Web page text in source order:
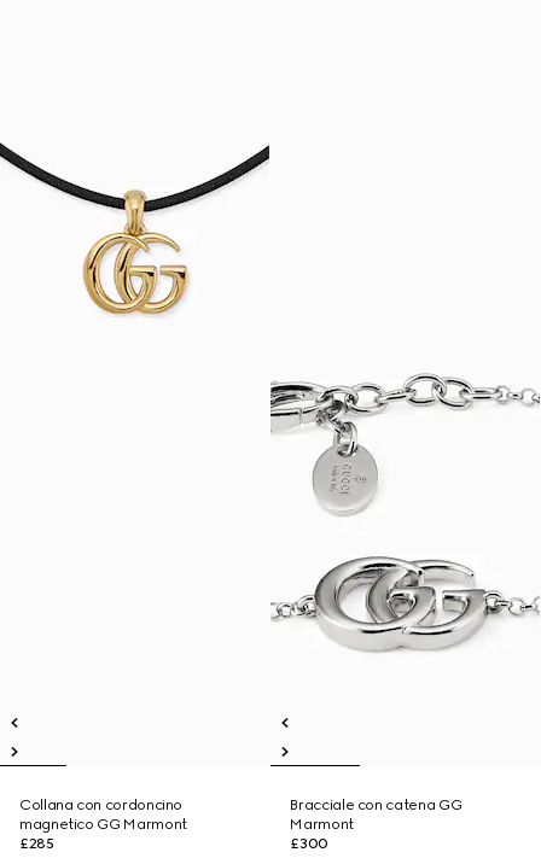
Collana con cordoncino
magnetico GG Marmont
£285
Bracciale con catena GG
Marmont
£300